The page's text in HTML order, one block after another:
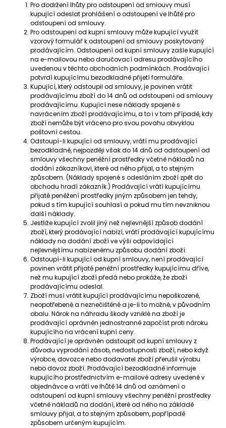
Pro dodržení lhůty pro odstoupení od smlouvy musí
kupující odeslat prohlášení o odstoupení ve lhůtě pro
odstoupení od smlouvy.
Pro odstoupení od kupní smlouvy může kupující využít
vzorový formulář k odstoupení od smlouvy poskytovaný
prodávajícím. Odstoupení od kupní smlouvy zašle kupující
na e-mailovou nebo doručovací adresu prodávajícího
uvedenou v těchto obchodních podmínkách. Prodávající
potvrdí kupujícímu bezodkladně přijetí formuláře.
Kupující, který odstoupil od smlouvy, je povinen vrátit
prodávajícímu zboží do 14 dnů od odstoupení od smlouvy
prodávajícímu. Kupující nese náklady spojené s
navrácením zboží prodávajícímu, a to i v tom případě, kdy
zboží nemůže být vráceno pro svou povahu obvyklou
poštovní cestou.
Odstoupí-li kupující od smlouvy, vrátí mu prodávající
bezodkladně, nejpozději však do 14 dnů od odstoupení od
smlouvy všechny peněžní prostředky včetně nákladů na
dodání zákazníkovi, které od něho přijal, a to stejným
způsobem. (Náklady spojené s odesláním zboží zpět do
obchodu hradí zákazník.) Prodávající vrátí kupujícímu
přijaté peněžení prostředky jiným způsobem jen tehdy,
pokud s tím kupující souhlasí a pokud mu tím nevzniknou
další náklady.
Jestliže kupující zvolil jiný než nejlevnější způsob dodání
zboží, který prodávající nabízí, vrátí prodávající kupujícímu
náklady na dodání zboží ve výši odpovídající
nejlevnějšímu nabízenému způsobu dodání zboží.
Odstoupí-li kupující od kupní smlouvy, není prodávající
povinen vrátit přijaté peněžní prostředky kupujícímu dříve,
než mu kupující zboží předá nebo prokáže, že zboží
prodávajícímu odeslal.
Zboží musí vrátit kupující prodávajícímu nepoškozené,
neopotřebené a neznečištěné a je-li to možné, v původním
obalu. Nárok na náhradu škody vzniklé na zboží je
prodávající oprávněn jednostranně započíst proti nároku
kupujícího na vrácení kupní ceny.
Prodávající je oprávněn odstoupit od kupní smlouvy z
důvodu vyprodání zásob, nedostupnosti zboží, nebo když
výrobce, dovozce nebo dodavatel zboží přerušil výrobu
nebo dovoz zboží. Prodávající bezodkladně informuje
kupujícího prostřednictvím e-mailové adresy uvedené v
objednávce a vrátí ve lhůtě 14 dnů od oznámení o
odstoupení od kupní smlouvy všechny peněžní prostředky
včetně nákladů na dodání, které od něho na základě
smlouvy přijal, a to stejným způsobem, popřípadě
způsobem určeným kupujícím.